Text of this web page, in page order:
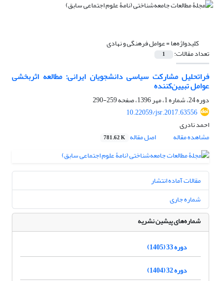
کلیدواژه‌ها =عوامل فرهنگی و نهادی
تعداد مقالات: 1
فراتحلیل مشارکت سیاسی دانشجویان ایرانی: مطالعه اثربخشی
عوامل تبیین‌کننده
دوره 24، شماره 1، مهر 1396، صفحه
259-290
10.22059/jsr.2017.63556
احمد نادری
مشاهده مقاله
اصل مقاله 781.62 K
مقالات آماده انتشار
شماره جاری
شماره‌های پیشین نشریه
دوره 33 (1405)
دوره 32 (1404)